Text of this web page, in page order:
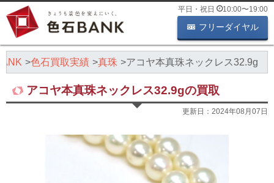
平日・祝日 10:00〜19:00
フリーダイヤル
色石買取実績 真珠 アコヤ本真珠ネックレス32.9g
アコヤ本真珠ネックレス32.9gの買取
更新日： 2024年08月07日